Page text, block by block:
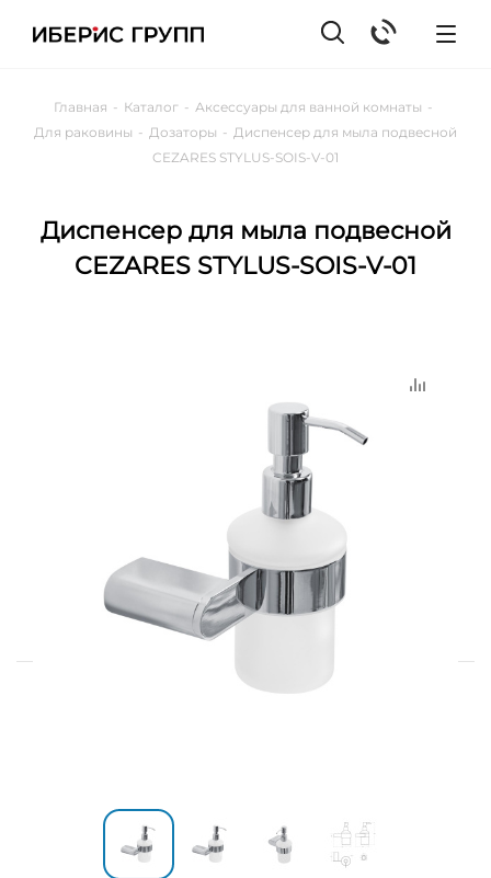
Главная - Каталог - Аксессуары для ванной комнаты -
Для раковины - Дозаторы - Диспенсер для мыла подвесной
CEZARES STYLUS-SOIS-V-01
Диспенсер для мыла подвесной
CEZARES STYLUS-SOIS-V-01